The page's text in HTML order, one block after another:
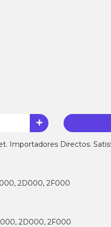
Importadores Directos.
2D000, 2F000
2D000, 2F000